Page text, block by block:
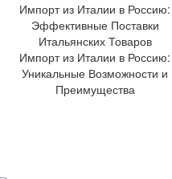
Импорт из Италии в Россию:
Эффективные Поставки
Итальянских Товаров
Импорт из Италии в Россию:
Уникальные Возможности и
Преимущества